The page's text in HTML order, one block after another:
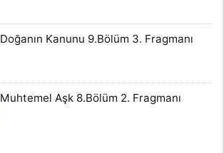
Doğanın Kanunu 9.Bölüm 3. Fragmanı
Muhtemel Aşk 8.Bölüm 2. Fragmanı